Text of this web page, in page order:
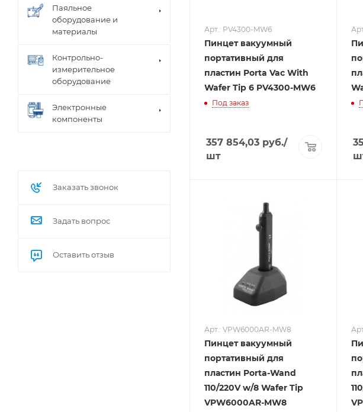
Арт.: PV4300-MW6
Пинцет вакуумный
портативный для
пластин Porta Vac With
Wafer Tip 6 PV4300-MW6
Под заказ
357 854,03 руб./
шт
Арт.: VPW6000AR-MW8
Пинцет вакуумный
портативный для
пластин Porta-Wand
110/220V w/8 Wafer Tip
VPW6000AR-MW8
Паяльное
оборудование и
материалы
Контрольно-
измерительное
оборудование
Электронные
компоненты
Заказать звонок
Задать вопрос
Оставить отзыв